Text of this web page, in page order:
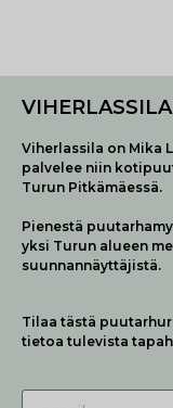
VIHERLASSILA
Viherlassila on Mika
palvelee niin
Turun Pitkämäessä.
Pienestä
yksi Turun alueen
suunnannäyttäjistä.
Tilaa tästä
tietoa tulevista